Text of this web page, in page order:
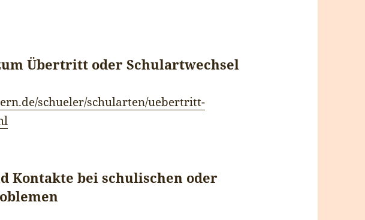
Übertritt oder Schulartwechsel
schueler/schularten/uebertritt-
Kontakte bei schulischen oder